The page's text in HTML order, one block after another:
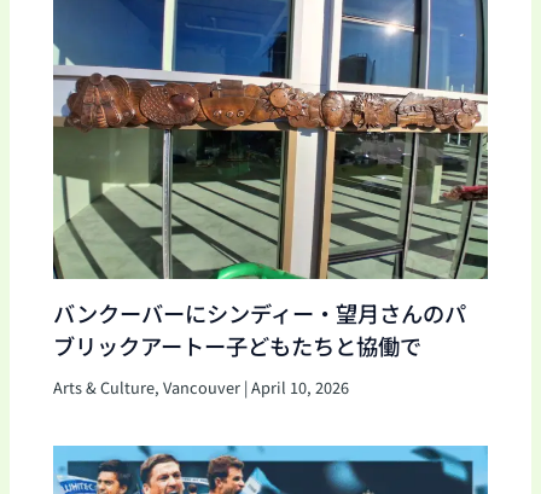
バンクーバーにシンディー・望月さんのパ
ブリックアートー子どもたちと協働で
Arts & Culture,Vancouver |April 10, 2026